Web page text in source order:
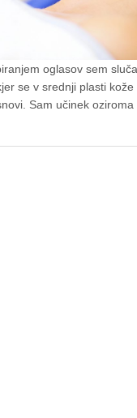
oglasov sem
se v srednji plasti
Sam učinek